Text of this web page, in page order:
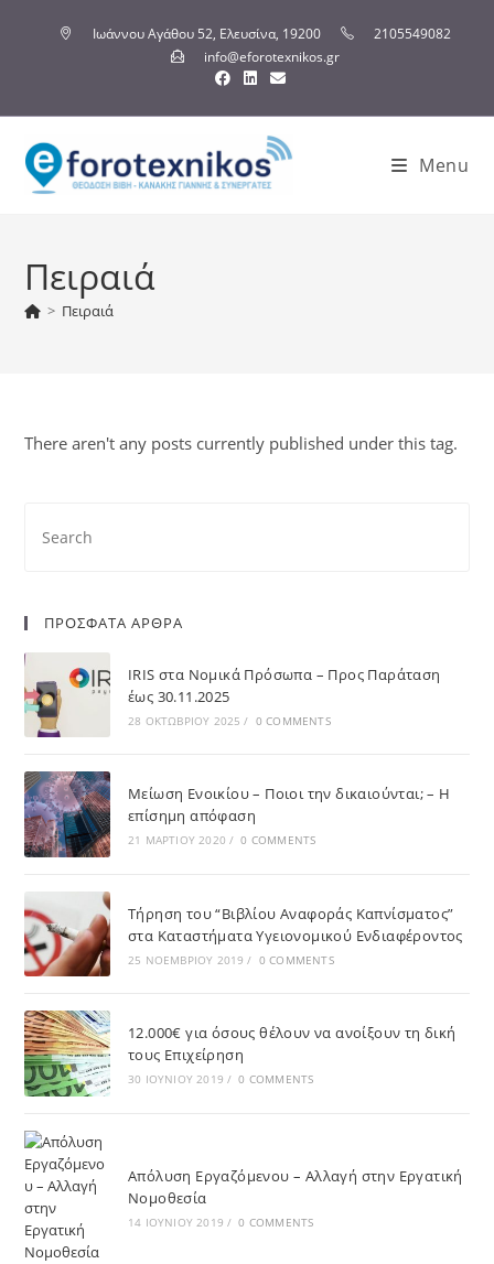
Ιωάννου Αγάθου 52, Ελευσίνα, 19200
2105549082
info@eforotexnikos.gr
Menu
Πειραιά
> Πειραιά
There aren't any posts currently published under this tag.
ΠΡΟΣΦΑΤΑ ΑΡΘΡΑ
IRIS στα Νομικά Πρόσωπα – Προς Παράταση
έως 30.11.2025
28 ΟΚΤΩΒΡΊΟΥ 2025 / 0 COMMENTS
Μείωση Ενοικίου – Ποιοι την δικαιούνται; – Η
επίσημη απόφαση
21 ΜΑΡΤΊΟΥ 2020 / 0 COMMENTS
Τήρηση του “Βιβλίου Αναφοράς Καπνίσματος”
στα Καταστήματα Υγειονομικού Ενδιαφέροντος
25 ΝΟΕΜΒΡΊΟΥ 2019 / 0 COMMENTS
12.000€ για όσους θέλουν να ανοίξουν τη δική
τους Επιχείρηση
30 ΙΟΥΝΊΟΥ 2019 / 0 COMMENTS
Απόλυση Εργαζόμενου – Αλλαγή στην Εργατική
Νομοθεσία
14 ΙΟΥΝΊΟΥ 2019 / 0 COMMENTS